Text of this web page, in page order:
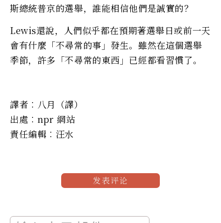
斯總統普京的選舉，誰能相信他們是誠實的？
Lewis還說，人們似乎都在預期著選舉日或前一天
會有什麼「不尋常的事」發生。雖然在這個選舉
季節，許多「不尋常的東西」已經都看習慣了。
譯者︰八月（譯）
出處︰npr 網站
責任編輯︰汪水
发表评论